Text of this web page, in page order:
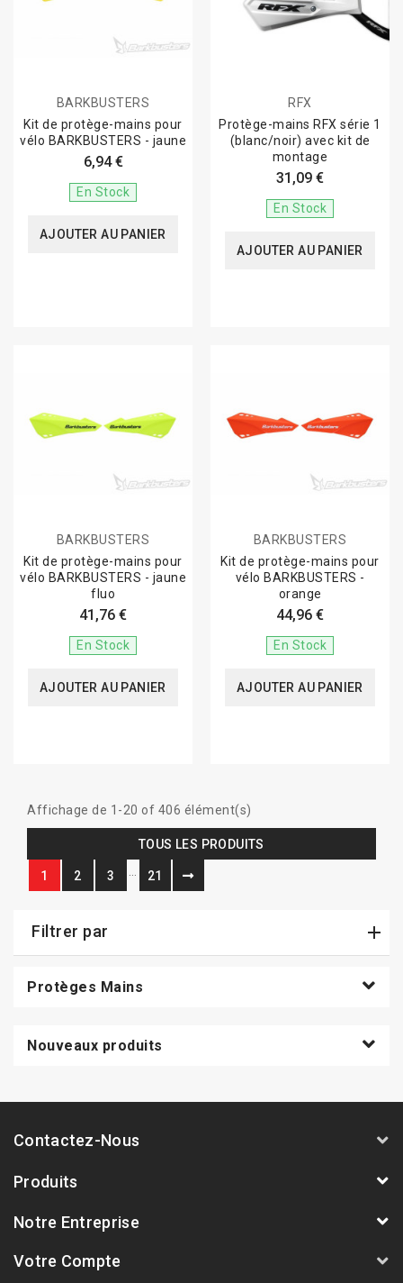
BARKBUSTERS
Kit de protège-mains pour
vélo BARKBUSTERS - jaune
6,94 €
En Stock
AJOUTER AU PANIER
RFX
Protège-mains RFX série 1
(blanc/noir) avec kit de
montage
31,09 €
En Stock
AJOUTER AU PANIER
BARKBUSTERS
Kit de protège-mains pour
vélo BARKBUSTERS - jaune
fluo
41,76 €
En Stock
AJOUTER AU PANIER
BARKBUSTERS
Kit de protège-mains pour
vélo BARKBUSTERS -
orange
44,96 €
En Stock
AJOUTER AU PANIER
Affichage de 1-20 of 406 élément(s)
TOUS LES PRODUITS
1 2 3 21
Filtrer par
Protèges Mains
Nouveaux produits
Contactez-Nous
Produits
Notre Entreprise
Votre Compte